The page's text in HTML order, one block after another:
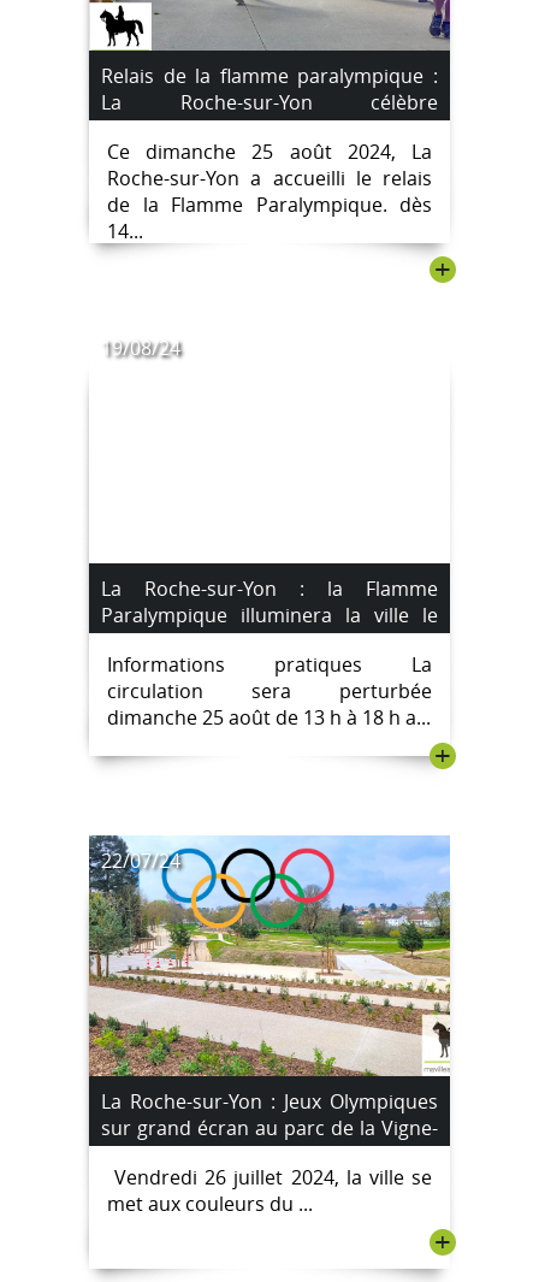
Relais de la flamme paralympique :
La Roche-sur-Yon célèbre
l'événement ! [Images]
Ce dimanche 25 août 2024, La
Roche-sur-Yon a accueilli le relais
de la Flamme Paralympique. dès
14...
+
19/08/24
La Roche-sur-Yon : la Flamme
Paralympique illuminera la ville le
dimanche 25 août 2024
Informations pratiques La
circulation sera perturbée
dimanche 25 août de 13 h à 18 h a...
+
22/07/24
La Roche-sur-Yon : Jeux Olympiques
sur grand écran au parc de la Vigne-
aux-Roses
Vendredi 26 juillet 2024, la ville se
met aux couleurs du ...
+